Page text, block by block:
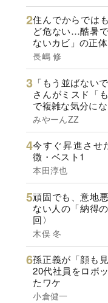
住んでからでは
ど危ない…酷暑
ないカビ」の正体
長嶋 修
「もう並ばない
さんがミスド「
で複雑な気分に
みやーんZZ
今すぐ昇進させ
徴・ベスト1
本田淳也
頑固でも、意地
ない人の「納得
回〉
木俣 冬
孫正義が「顔も
20代社員をロボ
たワケ
小倉健一